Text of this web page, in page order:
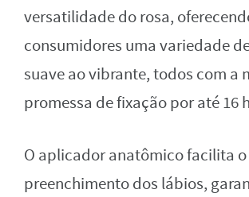
versatilidade do rosa,
consumidores uma variedade
suave ao vibrante, todos com a
promessa de fixação por até 16
O aplicador anatômico facilita
preenchimento dos lábios,